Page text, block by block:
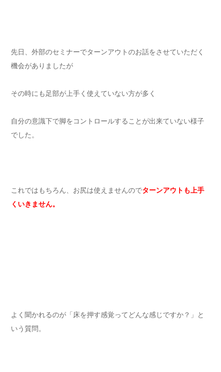
先日、外部のセミナーでターンアウトのお話をさせていただく
機会がありましたが
その時にも足部が上手く使えていない方が多く
自分の意識下で脚をコントロールすることが出来ていない様子
でした。
これではもちろん、お尻は使えませんのでターンアウトも上手
くいきません。
よく聞かれるのが「床を押す感覚ってどんな感じですか？」と
いう質問。